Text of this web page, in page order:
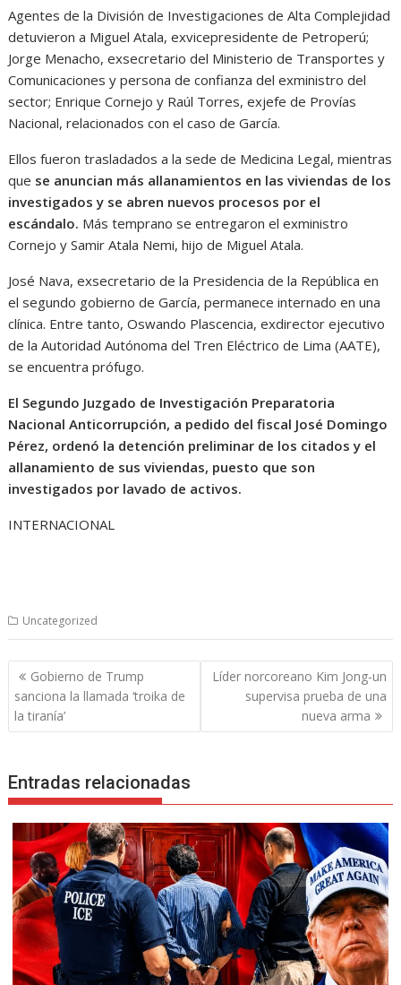
Agentes de la División de Investigaciones de Alta Complejidad
detuvieron a Miguel Atala, exvicepresidente de Petroperú;
Jorge Menacho, exsecretario del Ministerio de Transportes y
Comunicaciones y persona de confianza del exministro del
sector; Enrique Cornejo y Raúl Torres, exjefe de Provías
Nacional, relacionados con el caso de García.
Ellos fueron trasladados a la sede de Medicina Legal, mientras
que se anuncian más allanamientos en las viviendas de los
investigados y se abren nuevos procesos por el
escándalo. Más temprano se entregaron el exministro
Cornejo y Samir Atala Nemi, hijo de Miguel Atala.
José Nava, exsecretario de la Presidencia de la República en
el segundo gobierno de García, permanece internado en una
clínica. Entre tanto, Oswando Plascencia, exdirector ejecutivo
de la Autoridad Autónoma del Tren Eléctrico de Lima (AATE),
se encuentra prófugo.
El Segundo Juzgado de Investigación Preparatoria
Nacional Anticorrupción, a pedido del fiscal José Domingo
Pérez, ordenó la detención preliminar de los citados y el
allanamiento de sus viviendas, puesto que son
investigados por lavado de activos.
INTERNACIONAL
Uncategorized
Navegación
de
entradas
Gobierno de Trump
sanciona la llamada ‘troika de
la tiranía’
Líder norcoreano Kim Jong-un
supervisa prueba de una
nueva arma
Entradas relacionadas